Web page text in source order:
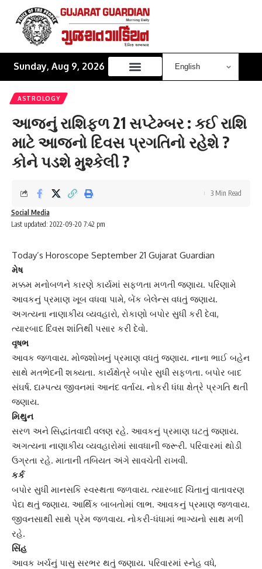
Sunday, Aug 9, 2026
ASTROLOGY
આજનું રાશિફળ 21 સપ્ટેમ્બર : કઈ રાશિ
માટે આજનો દિવસ પ્રગતિનો રહેશે ?
કોને પડશે મુશ્કેલી ?
Last updated: 2022-09-20 7:42 pm
Social Media
3 Min Read
Today’s Horoscope September 21 Gujarat Guardian
મેષ
મક્કમ મનોબળને કારણે કાર્યમાં સફળતા મળતી જણાય. પરિણામે
આવકનું પ્રમાણ ખૂબ વધવા પામે, બેંક બેલેન્સ વધતું જણાય.
અગત્યના નાણાકીય વ્યવહારો, રોકાણો બપોર સુધી કરી દેવા,
ત્યારબાદ દિવસ શાંતિથી પસાર કરી દેવો.
વૃષભ
આવક જળવાય. મોજશોખનું પ્રમાણ વધતું જણાય. નાના ભાઈ બહેન
સાથે મતભેદની શક્યતા. કાર્યક્ષેત્રે બપોર સુધી સફળતા. બપોર બાદ
સંઘર્ષ. દામ્પત્ય જીવનમાં આનંદ વર્તાય. નોકરી ધંધા ક્ષેત્રે પ્રગતિ થતી
જણાય.
મિથુન
સરળ અને સિદ્ધાંતવાદી વલણ રહે. આવકનું પ્રમાણ ઘટતું જણાય.
અગત્યના નાણાકીય વ્યવહારોમાં સાવધાની જરૂરી. પરિવારમાં થોડી
ઉગ્રતા રહે. માતાની તબિયત અંગે સાવચેતી રાખવી.
કર્ક
બપોર સુધી માનસકિ સ્વસ્થતા જળવાય. ત્યારબાદ ચિંતાનું વાતાવરણ
પેદા થતું જણાય. આર્થિક બાબતોમાં લાભ. આવકનું પ્રમાણ જળવાય.
જીવનસાથી સાથે પ્રેમ જળવાય. નોકરી-ધંધામાં ભાગ્યનો સાથ મળી
રહે.
સિંહ
આવક ખર્ચનું પાસુ સરભર થતું જણાય. પરિવારમાં સ્નેહ વધે,